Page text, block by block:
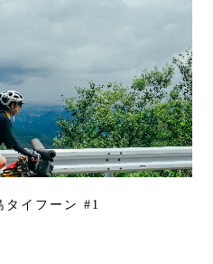
タイフーン #1